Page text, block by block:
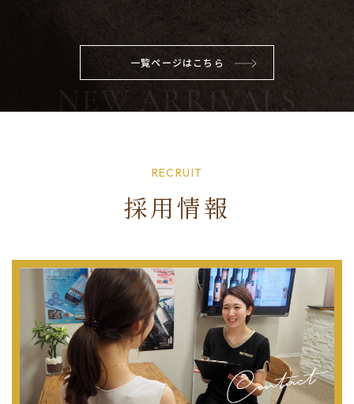
一覧ページはこちら
RECRUIT
採用情報